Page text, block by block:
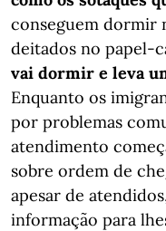
conseguem dormir
deitados no papel-
vai dormir e leva
Enquanto os
por problemas
atendimento
sobre ordem de
apesar de
informação para